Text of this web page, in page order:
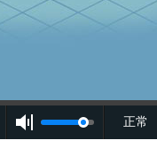
正常